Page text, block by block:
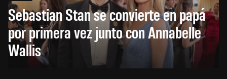
Sebastian Stan se convierte en papá
por primera vez junto con Annabelle
Wallis